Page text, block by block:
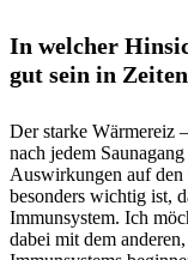
In welcher
gut sein in
Der starke Wärmereiz
nach jedem
Auswirkungen auf den
besonders wichtig ist,
Immunsystem. Ich
dabei mit dem